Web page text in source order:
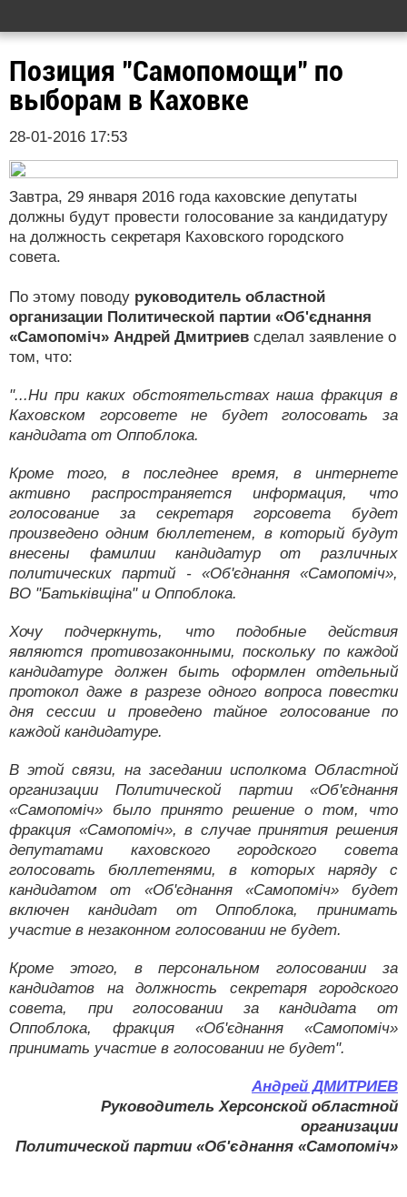
Позиция "Самопомощи" по
выборам в Каховке
28-01-2016 17:53
Завтра, 29 января 2016 года каховские депутаты
должны будут провести голосование за кандидатуру
на должность секретаря Каховского городского
совета.
По этому поводу руководитель областной
организации Политической партии «Об'єднання
«Самопоміч» Андрей Дмитриев сделал заявление о
том, что:
"...Ни при каких обстоятельствах наша фракция в
Каховском горсовете не будет голосовать за
кандидата от Оппоблока.
Кроме того, в последнее время, в интернете
активно распространяется информация, что
голосование за секретаря горсовета будет
произведено одним бюллетенем, в который будут
внесены фамилии кандидатур от различных
политических партий - «Об'єднання «Самопоміч»,
ВО "Батьківщіна" и Оппоблока.
Хочу подчеркнуть, что подобные действия
являются противозаконными, поскольку по каждой
кандидатуре должен быть оформлен отдельный
протокол даже в разрезе одного вопроса повестки
дня сессии и проведено тайное голосование по
каждой кандидатуре.
В этой связи, на заседании исполкома Областной
организации Политической партии «Об'єднання
«Самопоміч» было принято решение о том, что
фракция «Самопоміч», в случае принятия решения
депутатами каховского городского совета
голосовать бюллетенями, в которых наряду с
кандидатом от «Об'єднання «Самопоміч» будет
включен кандидат от Оппоблока, принимать
участие в незаконном голосовании не будет.
Кроме этого, в персональном голосовании за
кандидатов на должность секретаря городского
совета, при голосовании за кандидата от
Оппоблока, фракция «Об'єднання «Самопоміч»
принимать участие в голосовании не будет".
Андрей ДМИТРИЕВ
Руководитель Херсонской областной
организации
Политической партии «Об'єднання «Самопоміч»